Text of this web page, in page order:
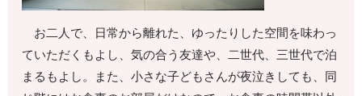
お二人で、日常から離れた、ゆったりした空間を味わっ
ていただくもよし、気の合う友達や、二世代、三世代で泊
まるもよし。また、小さな子どもさんが夜泣きしても、同